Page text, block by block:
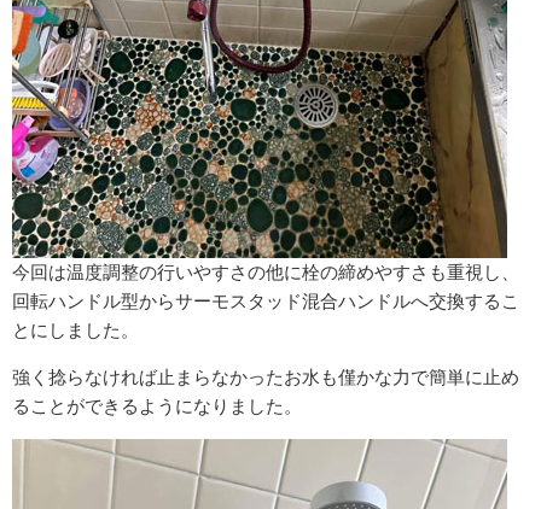
今回は温度調整の行いやすさの他に栓の締めやすさも重視し、
回転ハンドル型からサーモスタッド混合ハンドルへ交換するこ
とにしました。
強く捻らなければ止まらなかったお水も僅かな力で簡単に止め
ることができるようになりました。